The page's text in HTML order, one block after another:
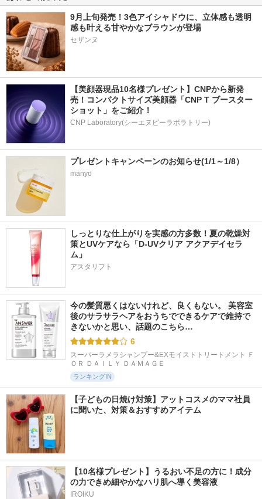
9月上旬発売！3色アイシャドウに、立体感も透明
感も叶える甘やかなブラウンが登場
【美顔器現品10名様プレゼント】CNPから新発
売！コンパクトサイズ美顔器「CNP T ブースター
ショット」をご紹介！
CNP Laboratory(シーエヌピーラボラトリー)
プレゼントキャンペーンのお知らせ(1/1～1/8）
manyo
しっとりな仕上がりを実感の方多数！夏の乾燥対
策とUVケアなら「D-UVクリア アクアデイセラ
ム」
アスタリフト
今の髪質悪くはないけれど、良くもない。 美容室
後のサラサラヘアをおうちでできるケアで維持で
きないかと思い、話題のこちら…
6
スーパーラメラシャンプー&EXモイストトリートメント Ｆ
ＯＲ ＤＡＩＬＹ ＤＡＭＡＧＥ
ランキングIN
【子どもの日焼け対策】アットコスメのママ社員
に聞いた、対策＆おすすめアイテム
【10名様プレゼント】うるおい不足の方に！成分
の力できめ細やかなハリ肌へ導く美容液
IROIKU